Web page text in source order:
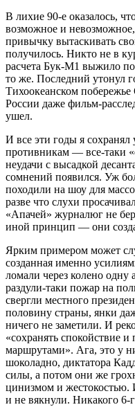
В лихие 90-е оказалось,
возможное и
привычку вытаскивать
получилось. Никто не в
расчета Бук-М1 выжило
то же. Последний утонул
Тихоокеанском
России даже фильм-
ушел.
И все эти годы я
противникам — все-таки
неудачи с высадкой
сомнений появился. Уж
походили на шоу для
разве что слухи
«Апачей» журналюг не
иной принцип — они
Ярким примером может
созданная именно
ломали через колено одну
раздули-таки пожар на
свергли местного
половину страны, янки
ничего не заметили. И
«сохранять спокойствие
маршрутами». Ага, это у
шоколадно, диктатора
силы, а потом они же
цинизмом и жестокостью.
и не вякнули. Никакого 6-